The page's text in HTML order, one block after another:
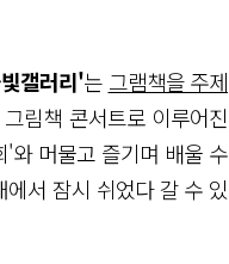
갤러리'는 그램책을 주제
림책 콘서트로 이루어진
와 머물고 즐기며 배울 수
서 잠시 쉬었다 갈 수 있